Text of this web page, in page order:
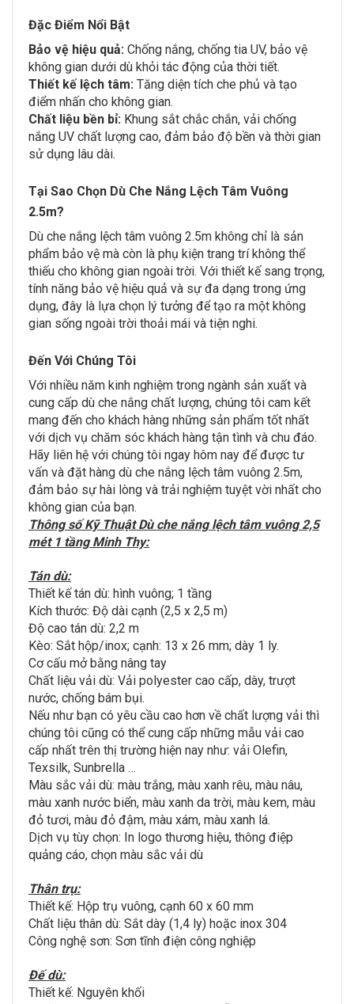
Đặc Điểm Nổi Bật
Bảo vệ hiệu quả: Chống nắng, chống tia UV, bảo vệ
không gian dưới dù khỏi tác động của thời tiết.
Thiết kế lệch tâm: Tăng diện tích che phủ và tạo
điểm nhấn cho không gian.
Chất liệu bền bỉ: Khung sắt chắc chắn, vải chống
nắng UV chất lượng cao, đảm bảo độ bền và thời gian
sử dụng lâu dài.
Tại Sao Chọn Dù Che Nắng Lệch Tâm Vuông
2.5m?
Dù che nắng lệch tâm vuông 2.5m không chỉ là sản
phẩm bảo vệ mà còn là phụ kiện trang trí không thể
thiếu cho không gian ngoài trời. Với thiết kế sang trọng,
tính năng bảo vệ hiệu quả và sự đa dạng trong ứng
dụng, đây là lựa chọn lý tưởng để tạo ra một không
gian sống ngoài trời thoải mái và tiện nghi.
Đến Với Chúng Tôi
Với nhiều năm kinh nghiệm trong ngành sản xuất và
cung cấp dù che nắng chất lượng, chúng tôi cam kết
mang đến cho khách hàng những sản phẩm tốt nhất
với dịch vụ chăm sóc khách hàng tận tình và chu đáo.
Hãy liên hệ với chúng tôi ngay hôm nay để được tư
vấn và đặt hàng dù che nắng lệch tâm vuông 2.5m,
đảm bảo sự hài lòng và trải nghiệm tuyệt vời nhất cho
không gian của bạn.
Thông số Kỹ Thuật Dù che nắng lệch tâm vuông 2,5
mét 1 tầng Minh Thy:
Tán dù:
Thiết kế tán dù: hình vuông; 1 tầng
Kích thước: Độ dài cạnh (2,5 x 2,5 m)
Độ cao tán dù: 2,2 m
Kèo: Sắt hộp/inox; cạnh: 13 x 26 mm; dày 1 ly.
Cơ cấu mở bằng nâng tay
Chất liệu vải dù: Vải polyester cao cấp, dày, trượt
nước, chống bám bụi.
Nếu như bạn có yêu cầu cao hơn về chất lượng vải thì
chúng tôi cũng có thể cung cấp những mẫu vải cao
cấp nhất trên thị trường hiện nay như: vải Olefin,
Texsilk, Sunbrella …
Màu sắc vải dù: màu trắng, màu xanh rêu, màu nâu,
màu xanh nước biển, màu xanh da trời, màu kem, màu
đỏ tươi, màu đỏ đậm, màu xám, màu xanh lá.
Dịch vụ tùy chọn: In logo thương hiệu, thông điệp
quảng cáo, chọn màu sắc vải dù
Thân trụ:
Thiết kế: Hộp trụ vuông, cạnh 60 x 60 mm
Chất liệu thân dù: Sắt dày (1,4 ly) hoặc inox 304
Công nghệ sơn: Sơn tĩnh điện công nghiệp
Đế dù:
Thiết kế: Nguyên khối